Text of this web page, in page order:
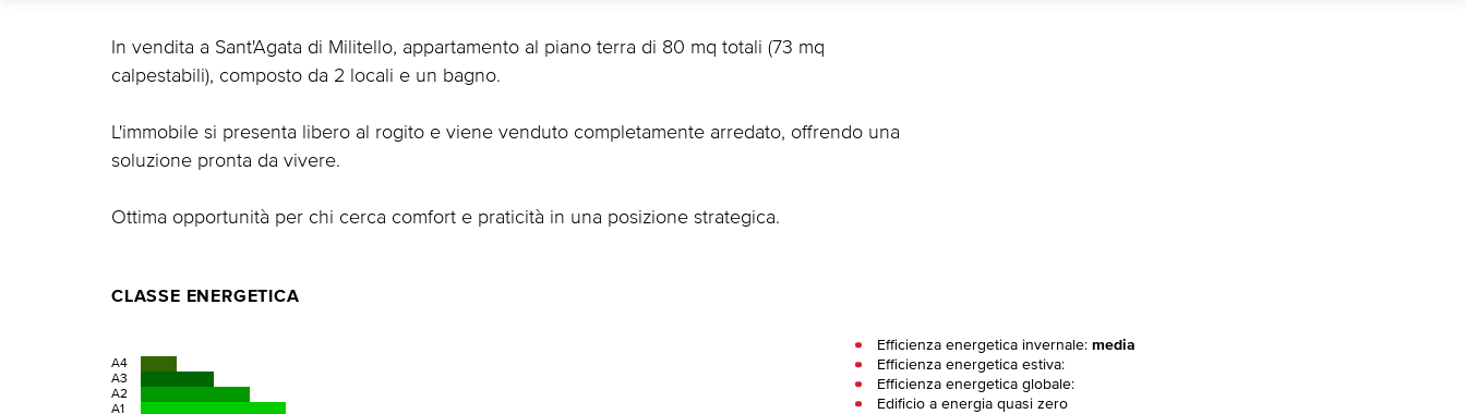
In vendita a Sant'Agata di Militello, appartamento al piano terra di 80 mq totali (73 mq
calpestabili), composto da 2 locali e un bagno.
L'immobile si presenta libero al rogito e viene venduto completamente arredato, offrendo una
soluzione pronta da vivere.
Ottima opportunità per chi cerca comfort e praticità in una posizione strategica.
CLASSE ENERGETICA
A4
A3
A2
A1
Efficienza energetica invernale:media
Efficienza energetica estiva:
Efficienza energetica globale:
Edificio a energia quasi zero